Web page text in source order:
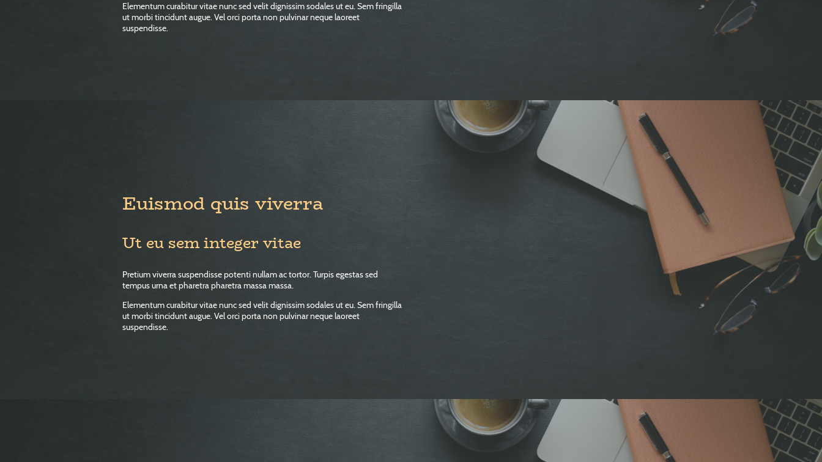
Elementum curabitur vitae nunc sed velit dignissim sodales ut eu. Sem fringilla
ut morbi tincidunt augue. Vel orci porta non pulvinar neque laoreet
suspendisse.
Euismod quis viverra
Ut eu sem integer vitae
Pretium viverra suspendisse potenti nullam ac tortor. Turpis egestas sed
tempus urna et pharetra pharetra massa massa.
Elementum curabitur vitae nunc sed velit dignissim sodales ut eu. Sem fringilla
ut morbi tincidunt augue. Vel orci porta non pulvinar neque laoreet
suspendisse.